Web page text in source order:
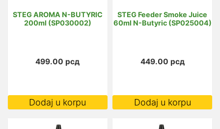
STEG AROMA N-BUTYRIC
200ml (SP030002)
499.00 рсд
Dodaj u korpu
STEG Feeder Smoke Juice
60ml N-Butyric (SP025004)
449.00 рсд
Dodaj u korpu